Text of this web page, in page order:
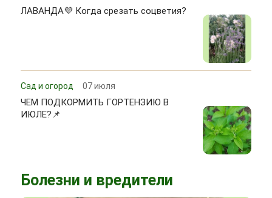
ЛАВАНДА💜 Когда срезать соцветия?
Сад и огород 07 июля
ЧЕМ ПОДКОРМИТЬ ГОРТЕНЗИЮ В
ИЮЛЕ?📌
Болезни и вредители